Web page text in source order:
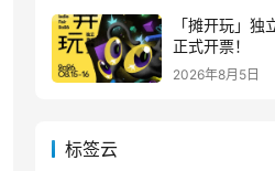
「摊开玩」独
正式开票！
2026年8月5日
标签云